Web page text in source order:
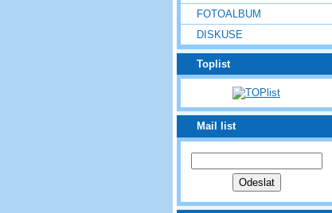
FOTOALBUM
DISKUSE
Toplist
Mail list